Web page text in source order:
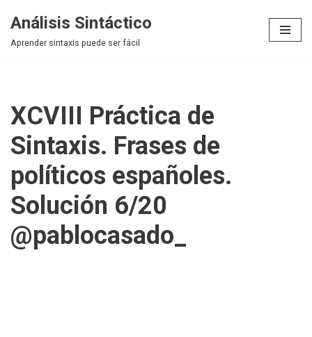
Saltar
Análisis Sintáctico
Aprender sintaxis puede ser fácil
XCVIII Práctica de
Sintaxis. Frases de
políticos españoles.
Solución 6/20
@pablocasado_